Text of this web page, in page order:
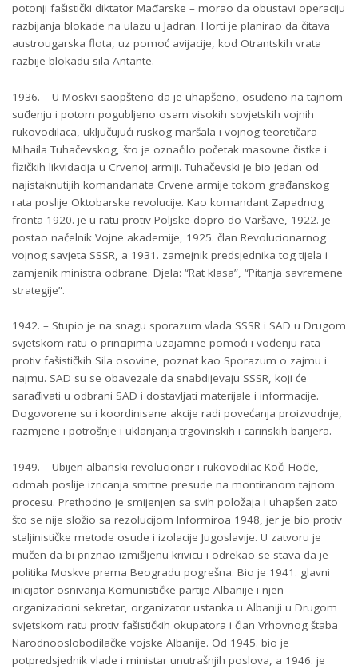
potonji fašistički diktator Mađarske – morao da obustavi operaciju
razbijanja blokade na ulazu u Jadran. Horti je planirao da čitava
austrougarska flota, uz pomoć avijacije, kod Otrantskih vrata
razbije blokadu sila Antante.
1936. – U Moskvi saopšteno da je uhapšeno, osuđeno na tajnom
suđenju i potom pogubljeno osam visokih sovjetskih vojnih
rukovodilaca, uključujući ruskog maršala i vojnog teoretičara
Mihaila Tuhačevskog, što je označilo početak masovne čistke i
fizičkih likvidacija u Crvenoj armiji. Tuhačevski je bio jedan od
najistaknutijih komandanata Crvene armije tokom građanskog
rata poslije Oktobarske revolucije. Kao komandant Zapadnog
fronta 1920. je u ratu protiv Poljske dopro do Varšave, 1922. je
postao načelnik Vojne akademije, 1925. član Revolucionarnog
vojnog savjeta SSSR, a 1931. zamejnik predsjednika tog tijela i
zamjenik ministra odbrane. Djela: “Rat klasa”, “Pitanja savremene
strategije”.
1942. – Stupio je na snagu sporazum vlada SSSR i SAD u Drugom
svjetskom ratu o principima uzajamne pomoći i vođenju rata
protiv fašističkih Sila osovine, poznat kao Sporazum o zajmu i
najmu. SAD su se obavezale da snabdijevaju SSSR, koji će
sarađivati u odbrani SAD i dostavljati materijale i informacije.
Dogovorene su i koordinisane akcije radi povećanja proizvodnje,
razmjene i potrošnje i uklanjanja trgovinskih i carinskih barijera.
1949. – Ubijen albanski revolucionar i rukovodilac Koči Hođe,
odmah poslije izricanja smrtne presude na montiranom tajnom
procesu. Prethodno je smijenjen sa svih položaja i uhapšen zato
što se nije složio sa rezolucijom Informiroa 1948, jer je bio protiv
staljinističke metode osude i izolacije Jugoslavije. U zatvoru je
mučen da bi priznao izmišljenu krivicu i odrekao se stava da je
politika Moskve prema Beogradu pogrešna. Bio je 1941. glavni
inicijator osnivanja Komunističke partije Albanije i njen
organizacioni sekretar, organizator ustanka u Albaniji u Drugom
svjetskom ratu protiv fašističkih okupatora i član Vrhovnog štaba
Narodnooslobodilačke vojske Albanije. Od 1945. bio je
potpredsjednik vlade i ministar unutrašnjih poslova, a 1946. je